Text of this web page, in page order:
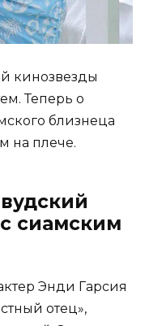
кинозвезды
Теперь о
близнеца
на плече.
сиамским
Энди Гарсия
отец»,